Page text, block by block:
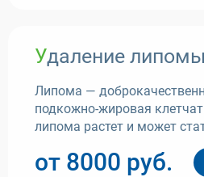
Удаление липомы
Липома —
подкожно-жировая
липома растет и может
от 8000 руб.